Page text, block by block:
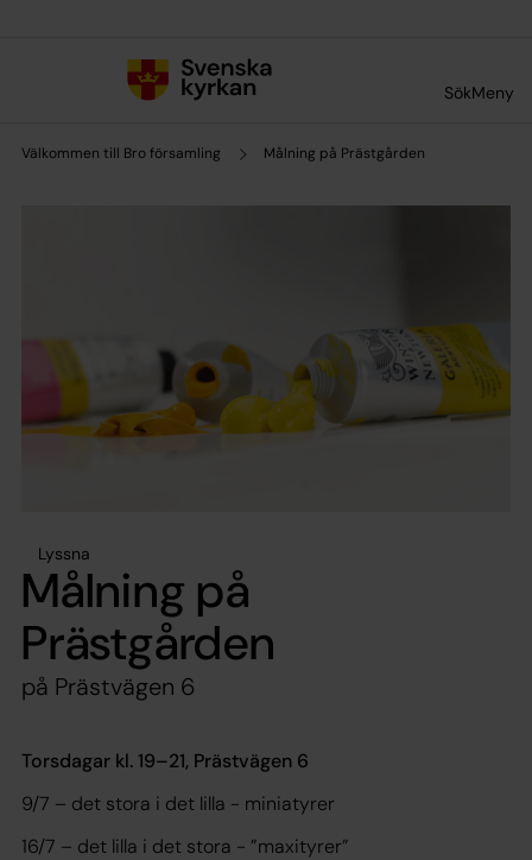
SökMeny
Välkommen till Bro församling Målning på Prästgården
Lyssna
Målning på
Prästgården
på Prästvägen 6
Torsdagar kl. 19–21, Prästvägen 6
9/7 – det stora i det lilla - miniatyrer
16/7 – det lilla i det stora - ”maxityrer”